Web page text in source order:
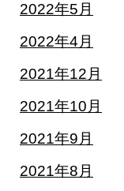
2022年5月
2022年4月
2021年12月
2021年10月
2021年9月
2021年8月